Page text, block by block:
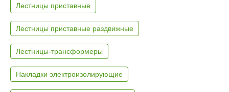
Лестницы приставные
Лестницы приставные раздвижные
Лестницы-трансформеры
Накладки электроизолирующие